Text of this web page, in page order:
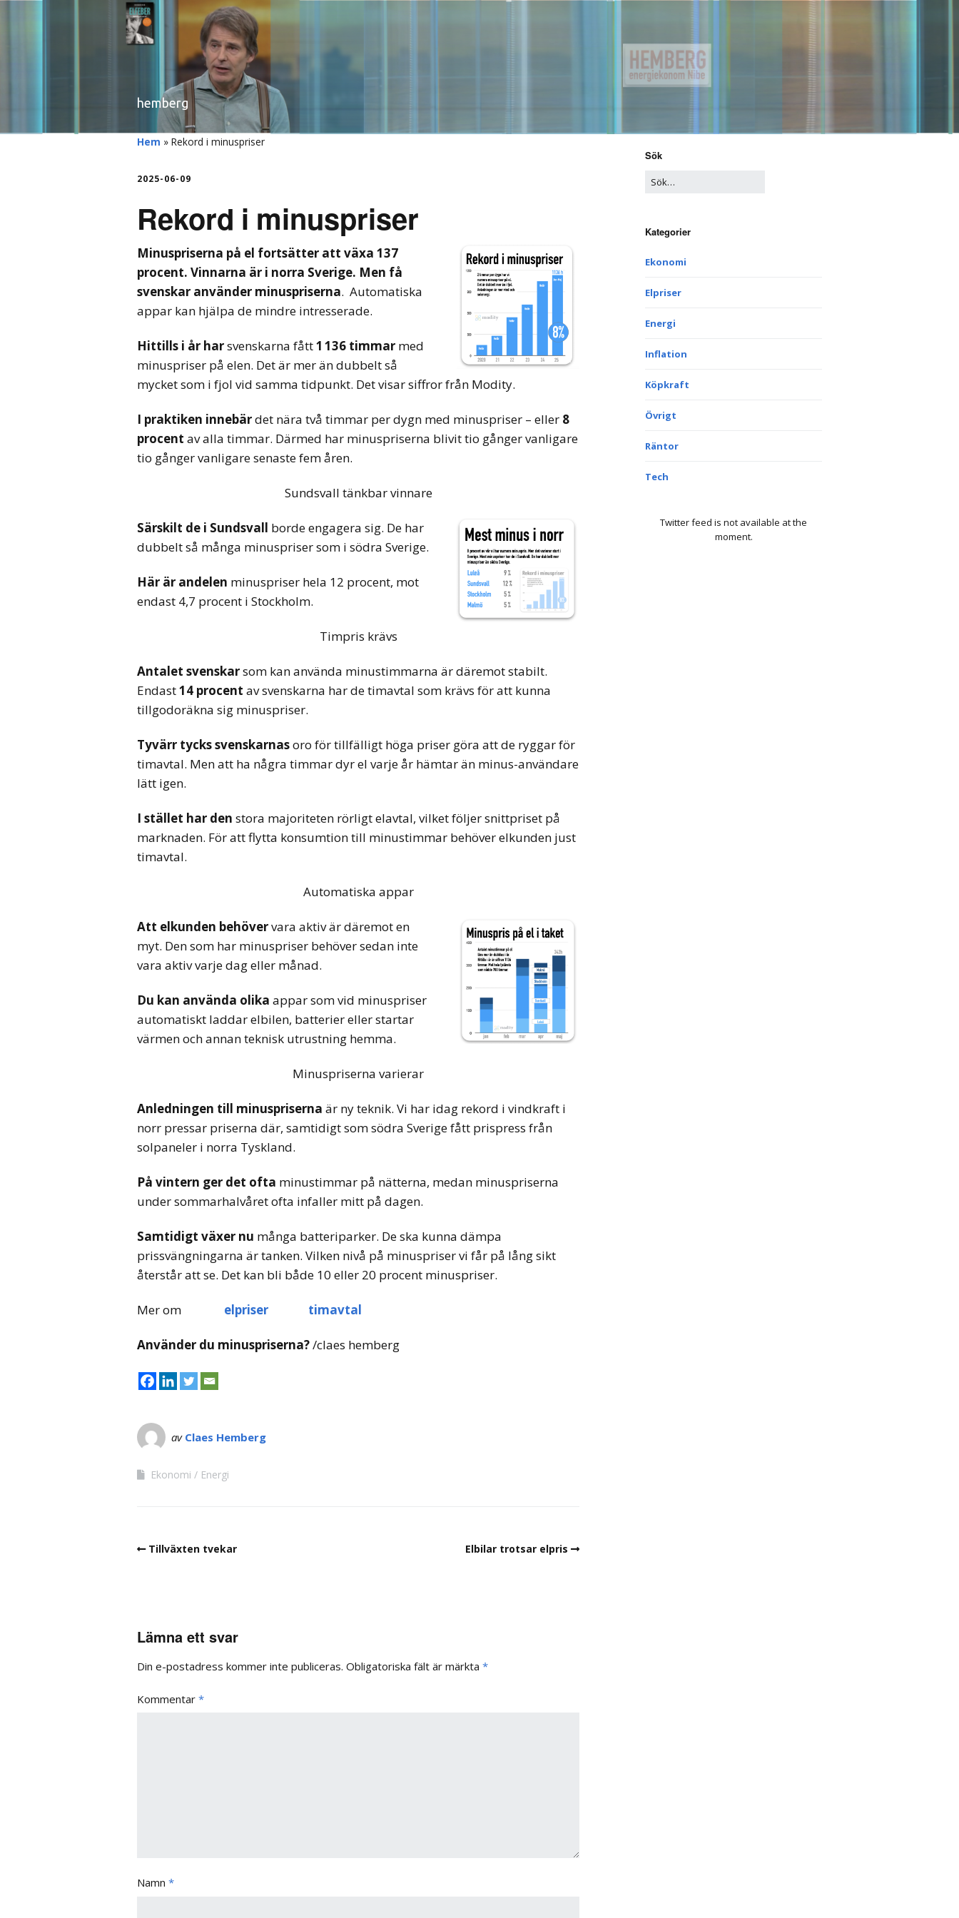
hemberg
Hem » Rekord i minuspriser
2025-06-09
Rekord i minuspriser
Minuspriserna på el fortsätter att växa 137
procent. Vinnarna är i norra Sverige. Men få
svenskar använder minuspriserna. Automatiska
appar kan hjälpa de mindre intresserade.
Hittills i år harsvenskarna fått1 136 timmar med
minuspriser på elen. Det är mer än dubbelt så
mycket som i fjol vid samma tidpunkt. Det visar siffror från Modity.
I praktiken innebärdet nära två timmar per dygn med minuspriser – eller 8
procent av alla timmar. Därmed har minuspriserna blivit tio gånger vanligare
tio gånger vanligare senaste fem åren.
Sundsvall tänkbar vinnare
Särskilt de i Sundsvall borde engagera sig. De har
dubbelt så många minuspriser som i södra Sverige.
Här är andelen minuspriser hela 12 procent, mot
endast 4,7 procent i Stockholm.
Timpris krävs
Antalet svenskarsom kan använda minustimmarna är däremot stabilt.
Endast14 procent av svenskarna har de timavtal som krävs för att kunna
tillgodoräkna sig minuspriser.
Tyvärr tycks svenskarnasoro för tillfälligt höga priser göra att de ryggar för
timavtal. Men att ha några timmar dyr el varje år hämtar än minus-användare
lätt igen.
I stället har den stora majoriteten rörligt elavtal, vilket följer snittpriset på
marknaden. För att flytta konsumtion till minustimmar behöver elkunden just
timavtal.
Automatiska appar
Att elkunden behövervara aktiv är däremot en
myt. Den som har minuspriser behöver sedan inte
vara aktiv varje dag eller månad.
Du kan använda olika appar som vid minuspriser
automatiskt laddar elbilen, batterier eller startar
värmen och annan teknisk utrustning hemma.
Minuspriserna varierar
Anledningen till minuspriserna är ny teknik. Vi har idag rekord i vindkraft i
norr pressar priserna där, samtidigt som södra Sverige fått prispress från
solpaneler i norra Tyskland.
På vintern ger det ofta minustimmar på nätterna, medan minuspriserna
under sommarhalvåret ofta infaller mitt på dagen.
Samtidigt växer nu många batteriparker. De ska kunna dämpa
prissvängningarna är tanken. Vilken nivå på minuspriser vi får på lång sikt
återstår att se. Det kan bli både 10 eller 20 procent minuspriser.
Mer om elpriser timavtal
Använder du minuspriserna?/claes hemberg
av Claes Hemberg
Ekonomi Energi
Tillväxten tvekar Elbilar trotsar elpris
Lämna ett svar
Din e-postadress kommer inte publiceras. Obligatoriska fält är märkta *
Kommentar *
Namn *
Sök
Kategorier
Ekonomi
Elpriser
Energi
Inflation
Köpkraft
Övrigt
Räntor
Tech
Twitter feed is not available at the
moment.